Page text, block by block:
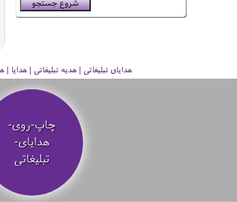
هدایای تبلیغاتی | هدیه تبلیغاتی |
چاپ-روی-
هدایای-
تبلیغاتی